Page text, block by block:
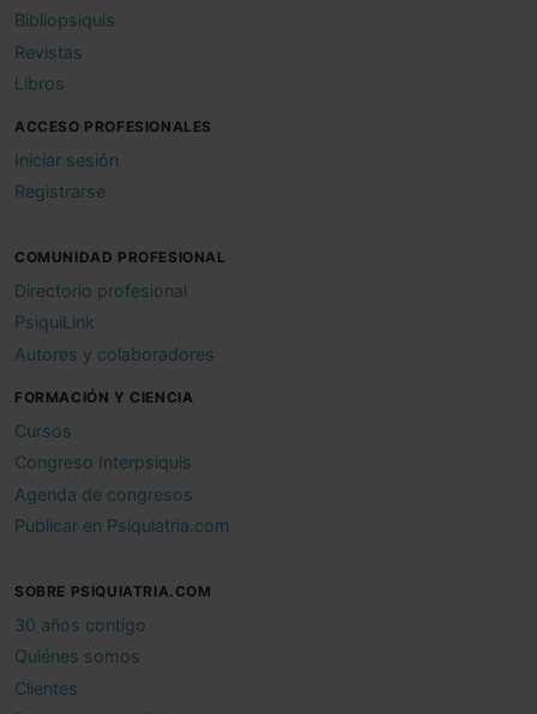
Bibliopsiquis
Revistas
Libros
ACCESO PROFESIONALES
Iniciar sesión
Registrarse
COMUNIDAD PROFESIONAL
Directorio profesional
PsiquiLink
Autores y colaboradores
FORMACIÓN Y CIENCIA
Cursos
Congreso Interpsiquis
Agenda de congresos
Publicar en Psiquiatria.com
SOBRE PSIQUIATRIA.COM
30 años contigo
Quiénes somos
Clientes